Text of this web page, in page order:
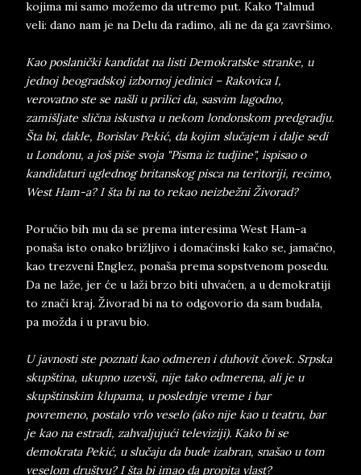
kojima mi samo možemo da utremo put. Kako Talmud
veli: dano nam je na Delu da radimo, ali ne da ga završimo.
Kao poslanički kandidat na listi Demokratske stranke, u
jednoj beogradskoj izbornoj jedinici – Rakovica I,
verovatno ste se našli u prilici da, sasvim lagodno,
zamišljate slična iskustva u nekom londonskom predgradju.
Šta bi, dakle, Borislav Pekić, da kojim slučajem i dalje sedi
u Londonu, a još piše svoja "Pisma iz tudjine", ispisao o
kandidaturi uglednog britanskog pisca na teritoriji, recimo,
West Ham-a? I šta bi na to rekao neizbežni Živorad?
Poručio bih mu da se prema interesima West Ham-a
ponaša isto onako brižljivo i domaćinski kako se, jamačno,
kao trezveni Englez, ponaša prema sopstvenom posedu.
Da ne laže, jer će u laži brzo biti uhvaćen, a u demokratiji
to znači kraj. Živorad bi na to odgovorio da sam budala,
pa možda i u pravu bio.
U javnosti ste poznati kao odmeren i duhovit čovek. Srpska
skupština, ukupno uzevši, nije tako odmerena, ali je u
skupštinskim klupama, u poslednje vreme i bar
povremeno, postalo vrlo veselo (ako nije kao u teatru, bar
je kao na estradi, zahvaljujući televiziji). Kako bi se
demokrata Pekić, u slučaju da bude izabran, snašao u tom
veselom društvu? I šta bi imao da propita vlast?